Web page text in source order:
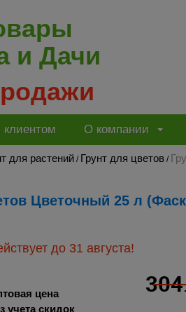
и Дачи
клиентом О компании
для растений / Грунт для цветов /
Цветочный 25 л
до 31 августа!
цена
учета скидок
304